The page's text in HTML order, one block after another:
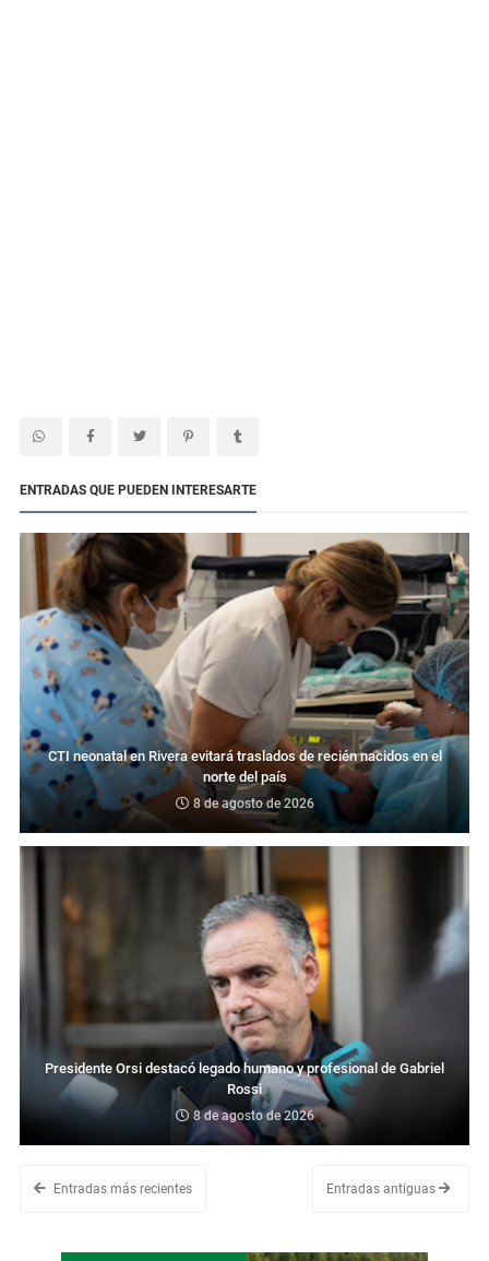
ENTRADAS QUE PUEDEN INTERESARTE
CTI neonatal en Rivera evitará traslados de recién nacidos en el
norte del país
8 de agosto de 2026
Presidente Orsi destacó legado humano y profesional de Gabriel
Rossi
8 de agosto de 2026
Entradas más recientes Entradas antiguas